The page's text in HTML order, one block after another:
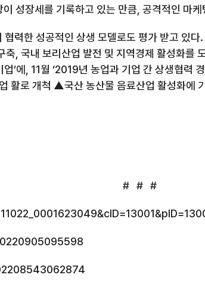
성장세를 기록하고 있는 만큼 공격적인 마
협력한 성공적인 상생 모델로도 평가 받고 있다.
축 국내 보리산업 발전 및 지역경제 활성화를
’에
, 11월 ‘2019년 농업과 기업 간 상생협력
로 개척 ▲국산 농산물 음료산업 활성화에 기
# # #